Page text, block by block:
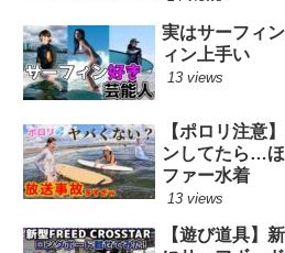
実はサーフィ
ィン上手い
13 views
【ポロリ注意
ンしてたら…
ファー水着
13 views
【遊び道具】